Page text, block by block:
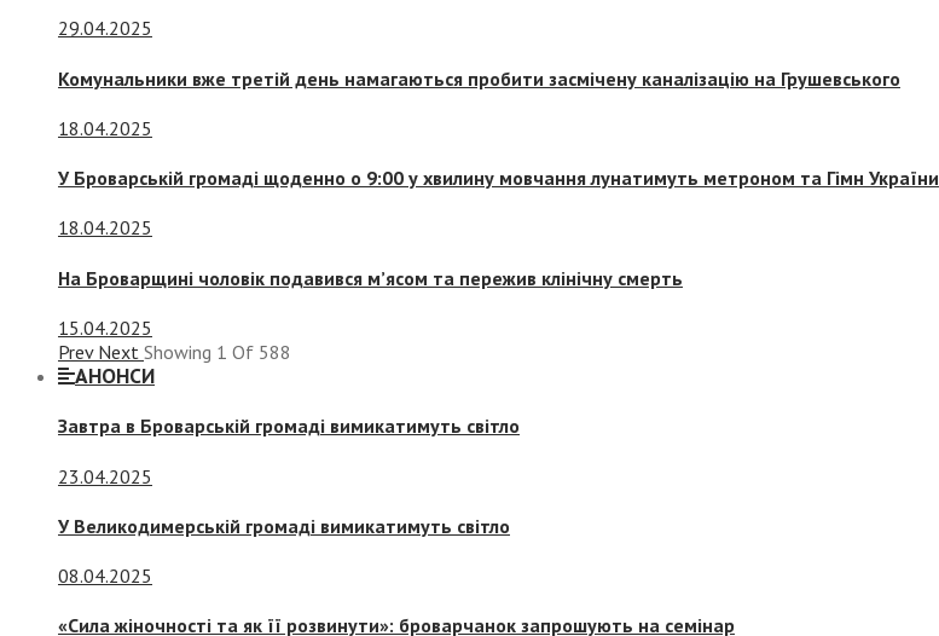
29.04.2025
Комунальники вже третій день намагаються пробити засмічену каналізацію на Грушевського
18.04.2025
У Броварській громаді щоденно о 9:00 у хвилину мовчання лунатимуть метроном та Гімн України
18.04.2025
На Броварщині чоловік подавився м’ясом та пережив клінічну смерть
15.04.2025
Prev Next Showing 1 Of 588
АНОНСИ
Завтра в Броварській громаді вимикатимуть світло
23.04.2025
У Великодимерській громаді вимикатимуть світло
08.04.2025
«Сила жіночності та як її розвинути»: броварчанок запрошують на семінар